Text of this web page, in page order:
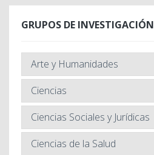
GRUPOS DE INVESTIGACIÓN
Arte y Humanidades
Ciencias
Ciencias Sociales y Jurídicas
Ciencias de la Salud